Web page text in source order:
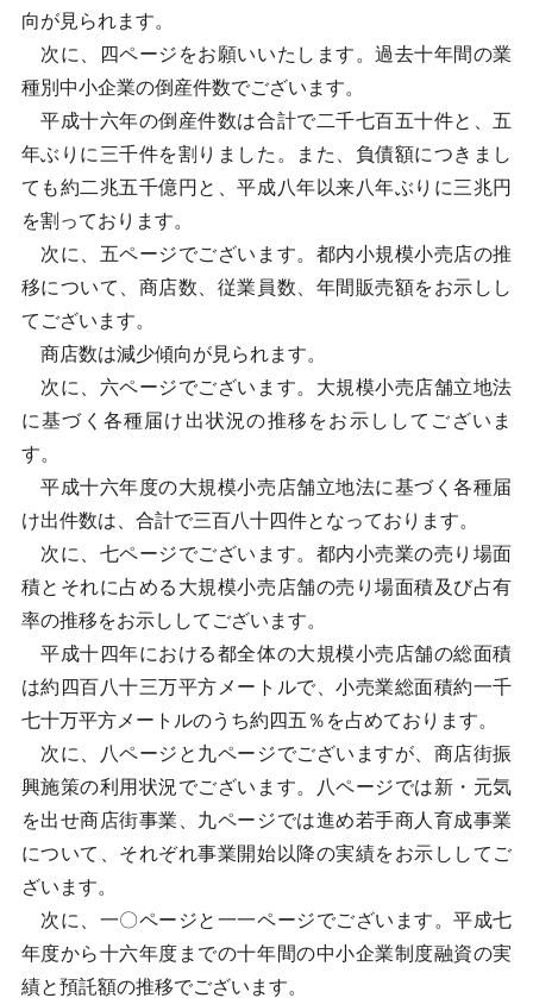
向が見られます。
次に、四ページをお願いいたします。過去十年間の業
種別中小企業の倒産件数でございます。
平成十六年の倒産件数は合計で二千七百五十件と、五
年ぶりに三千件を割りました。また、負債額につきまし
ても約二兆五千億円と、平成八年以来八年ぶりに三兆円
を割っております。
次に、五ページでございます。都内小規模小売店の推
移について、商店数、従業員数、年間販売額をお示しし
てございます。
商店数は減少傾向が見られます。
次に、六ページでございます。大規模小売店舗立地法
に基づく各種届け出状況の推移をお示ししてございま
す。
平成十六年度の大規模小売店舗立地法に基づく各種届
け出件数は、合計で三百八十四件となっております。
次に、七ページでございます。都内小売業の売り場面
積とそれに占める大規模小売店舗の売り場面積及び占有
率の推移をお示ししてございます。
平成十四年における都全体の大規模小売店舗の総面積
は約四百八十三万平方メートルで、小売業総面積約一千
七十万平方メートルのうち約四五％を占めております。
次に、八ページと九ページでございますが、商店街振
興施策の利用状況でございます。八ページでは新・元気
を出せ商店街事業、九ページでは進め若手商人育成事業
について、それぞれ事業開始以降の実績をお示ししてご
ざいます。
次に、一〇ページと一一ページでございます。平成七
年度から十六年度までの十年間の中小企業制度融資の実
績と預託額の推移でございます。